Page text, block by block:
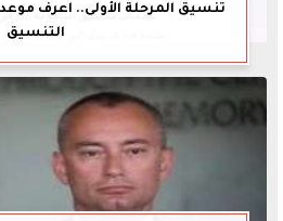
تنسيق المرحلة الأولى.. اعرف
التنسيق